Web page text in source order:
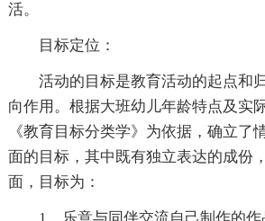
活。
目标定位：
活动的目标是教育活动的起点和
向作用。根据大班幼儿年龄特点及实
《教育目标分类学》为依据，确立了
面的目标，其中既有独立表达的成份
面，目标为：